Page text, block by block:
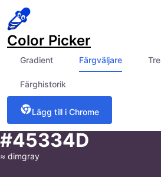
Color Picker
Gradient Färgväljare
Färghistorik
Lägg till i Chrome
#45334D
≈ dimgray